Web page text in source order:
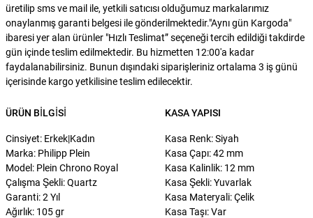
üretilip sms ve mail ile, yetkili satıcısı olduğumuz markalarımız
onaylanmış garanti belgesi ile gönderilmektedir."Aynı gün Kargoda"
ibaresi yer alan ürünler "Hızlı Teslimat” seçeneği tercih edildiği takdirde
gün içinde teslim edilmektedir. Bu hizmetten 12:00'a kadar
faydalanabilirsiniz. Bunun dışındaki siparişleriniz ortalama 3 iş günü
içerisinde kargo yetkilisine teslim edilecektir.
ÜRÜN BILGISI
Cinsiyet: Erkek|Kadın
Marka: Philipp Plein
Model: Plein Chrono Royal
Çalışma Şekli: Quartz
Garanti: 2 Yıl
Ağırlık: 105 gr
KASA YAPISI
Kasa Renk: Siyah
Kasa Çapı: 42 mm
Kasa Kalinlik: 12 mm
Kasa Şekli: Yuvarlak
Kasa Materyali: Çelik
Kasa Taşı: Var